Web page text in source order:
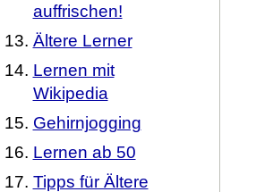
auffrischen!
Ältere Lerner
Lernen mit
Wikipedia
Gehirnjogging
Lernen ab 50
Tipps für Ältere